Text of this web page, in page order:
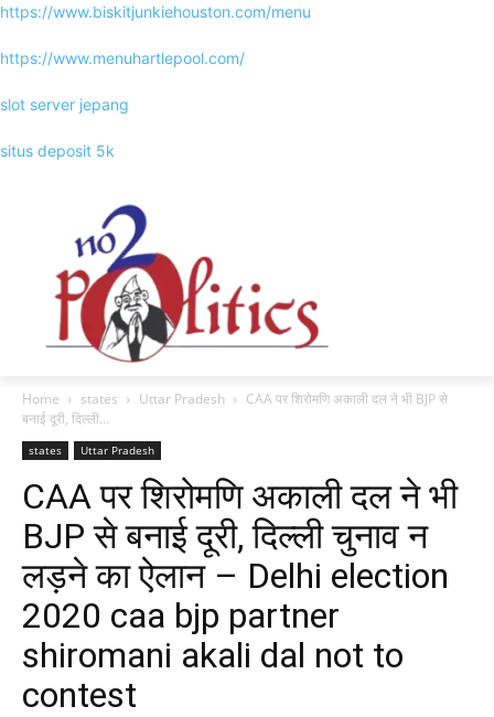
https://www.biskitjunkiehouston.com/menu
https://www.menuhartlepool.com/
slot server jepang
situs deposit 5k
Home states Uttar Pradesh
CAA पर शिरोमणि अकाली दल ने भी BJP से
बनाई दूरी, दिल्ली...
states Uttar Pradesh
CAA पर शिरोमणि अकाली दल ने भी
BJP से बनाई दूरी, दिल्ली चुनाव न
लड़ने का ऐलान – Delhi election
2020 caa bjp partner
shiromani akali dal not to
contest